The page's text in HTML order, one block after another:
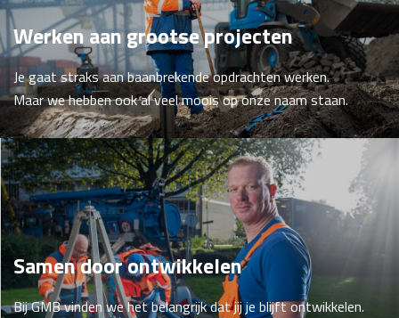
Werken aan grootse projecten
Je gaat straks aan baanbrekende opdrachten werken.
Maar we hebben ook al veel moois op onze naam staan.
Samen door ontwikkelen
Bij GMB vinden we het belangrijk dat jij je blijft ontwikkelen.